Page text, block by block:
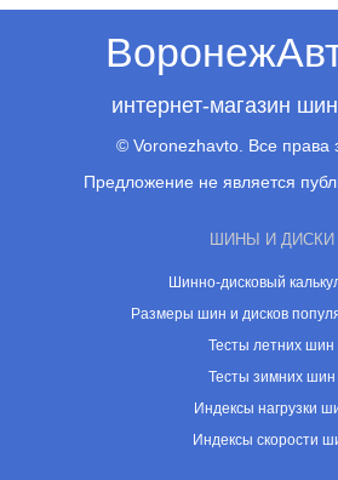
интернет-магазин
© Voronezhavto. Все права
Предложение не является
ШИНЫ И ДИСКИ
Шинно-дисковый
Размеры шин и дисков
Тесты летних шин
Тесты зимних шин
Индексы нагрузки
Индексы скорости